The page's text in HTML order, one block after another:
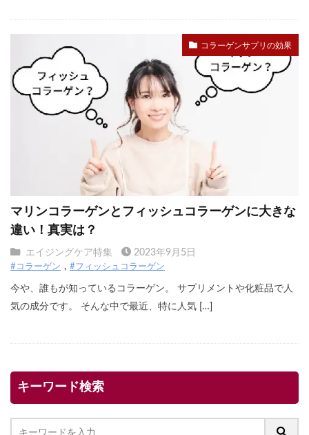
コラーゲンサプリの効果
マリンコラーゲンとフィッシュコラーゲンに大きな
違い！真実は？
エイジングケア特集 2023年9月5日
#コラーゲン #フィッシュコラーゲン
今や、誰もが知っているコラーゲン。 サプリメントや化粧品で人
気の成分です。 そんな中で最近、特に人気 […]
キーワード検索